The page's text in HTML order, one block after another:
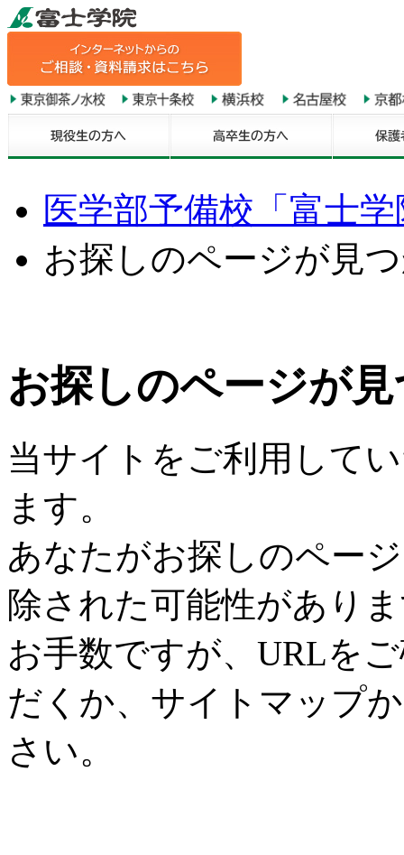
医学部予備校「富士
お探しのページが見
お探しのページが
当サイトをご利用して
ます。
あなたがお探しのペー
除された可能性があり
お手数ですが、URLを
だくか、サイトマップ
さい。